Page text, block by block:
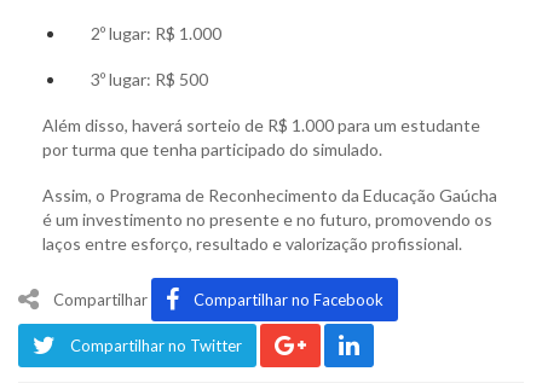
2º lugar: R$ 1.000
3º lugar: R$ 500
Além disso, haverá sorteio de R$ 1.000 para um estudante
por turma que tenha participado do simulado.
Assim, o Programa de Reconhecimento da Educação Gaúcha
é um investimento no presente e no futuro, promovendo os
laços entre esforço, resultado e valorização profissional.
Compartilhar Compartilhar no Facebook
Compartilhar no Twitter